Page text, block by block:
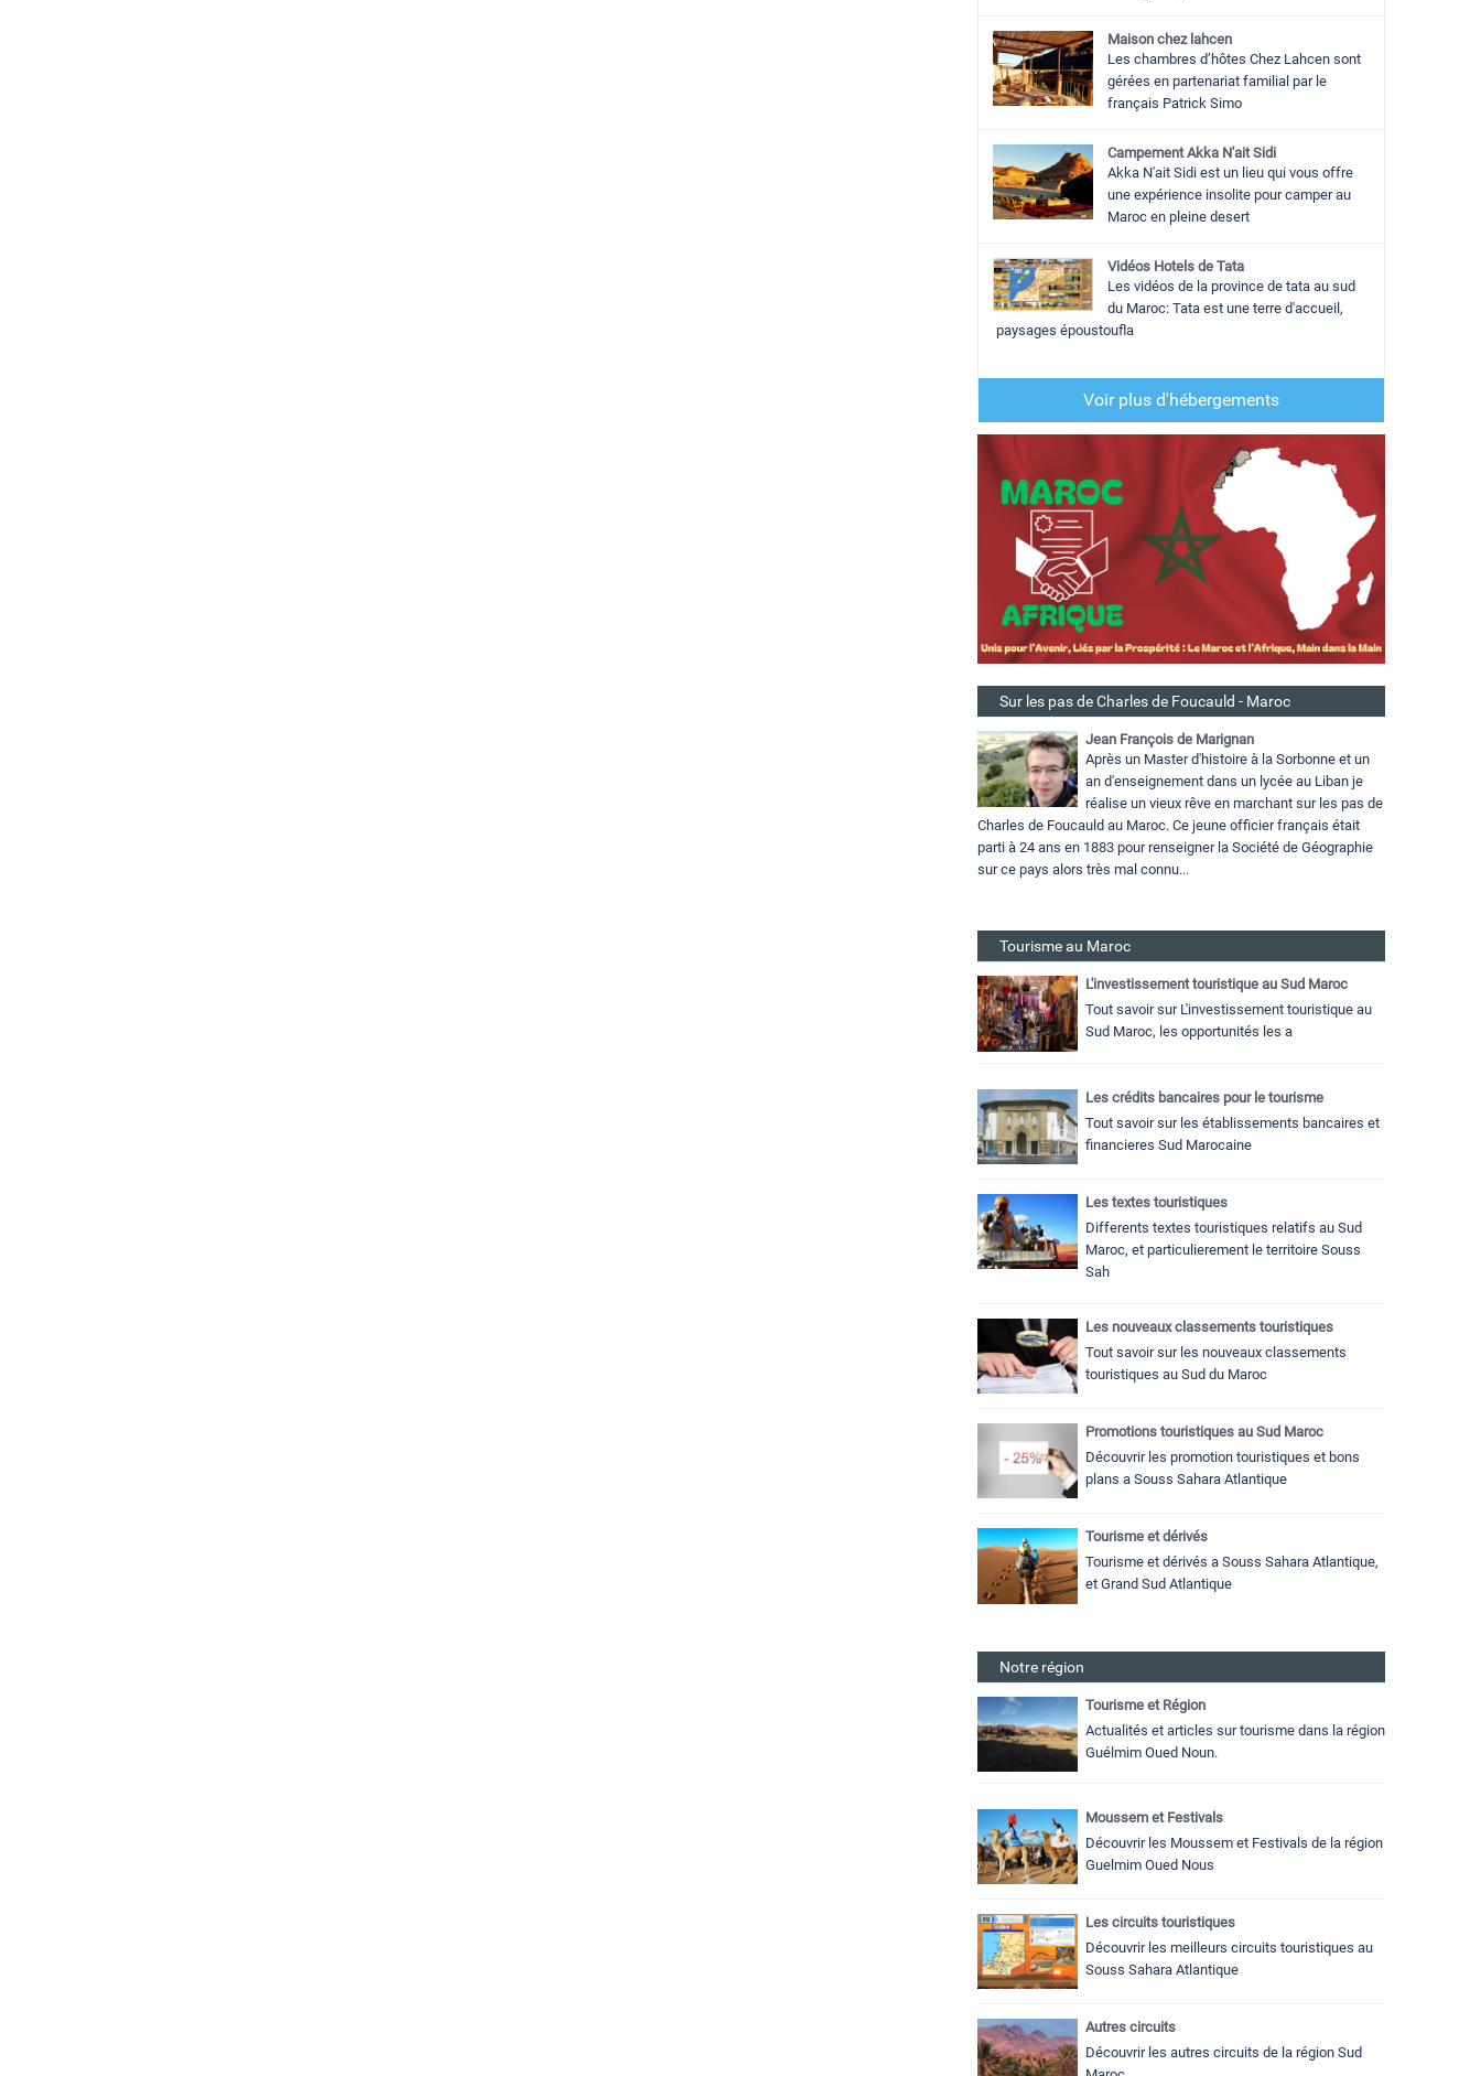
Maison chez lahcen
Les chambres d’hôtes Chez Lahcen sont
gérées en partenariat familial par le
français Patrick Simo
Campement Akka N'ait Sidi
Akka N'ait Sidi est un lieu qui vous offre
une expérience insolite pour camper au
Maroc en pleine desert
Vidéos Hotels de Tata
Les vidéos de la province de tata au sud
du Maroc: Tata est une terre d'accueil,
paysages époustoufla
Voir plus d'hébergements
Sur les pas de Charles de Foucauld - Maroc
Jean François de Marignan
Après un Master d'histoire à la Sorbonne et un
an d'enseignement dans un lycée au Liban je
réalise un vieux rêve en marchant sur les pas de
Charles de Foucauld au Maroc. Ce jeune officier français était
parti à 24 ans en 1883 pour renseigner la Société de Géographie
sur ce pays alors très mal connu...
Tourisme au Maroc
L'investissement touristique au Sud Maroc
Tout savoir sur L'investissement touristique au
Sud Maroc, les opportunités les a
Les crédits bancaires pour le tourisme
Tout savoir sur les établissements bancaires et
financieres Sud Marocaine
Les textes touristiques
Differents textes touristiques relatifs au Sud
Maroc, et particulierement le territoire Souss
Sah
Les nouveaux classements touristiques
Tout savoir sur les nouveaux classements
touristiques au Sud du Maroc
Promotions touristiques au Sud Maroc
Découvrir les promotion touristiques et bons
plans a Souss Sahara Atlantique
Tourisme et dérivés
Tourisme et dérivés a Souss Sahara Atlantique,
et Grand Sud Atlantique
Notre région
Tourisme et Région
Actualités et articles sur tourisme dans la région
Guélmim Oued Noun.
Moussem et Festivals
Découvrir les Moussem et Festivals de la région
Guelmim Oued Nous
Les circuits touristiques
Découvrir les meilleurs circuits touristiques au
Souss Sahara Atlantique
Autres circuits
Découvrir les autres circuits de la région Sud